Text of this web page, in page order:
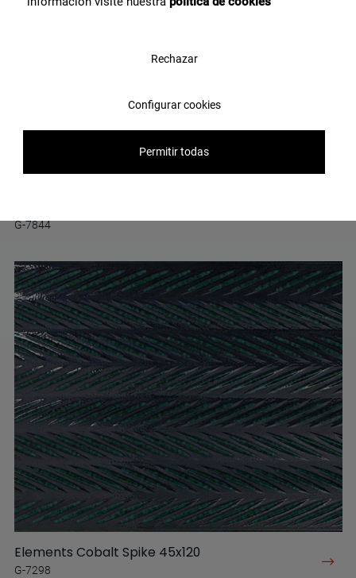
G-7844
Elements Cobalt Spike 45x120
G-7298
Rechazar
Configurar cookies
Permitir todas